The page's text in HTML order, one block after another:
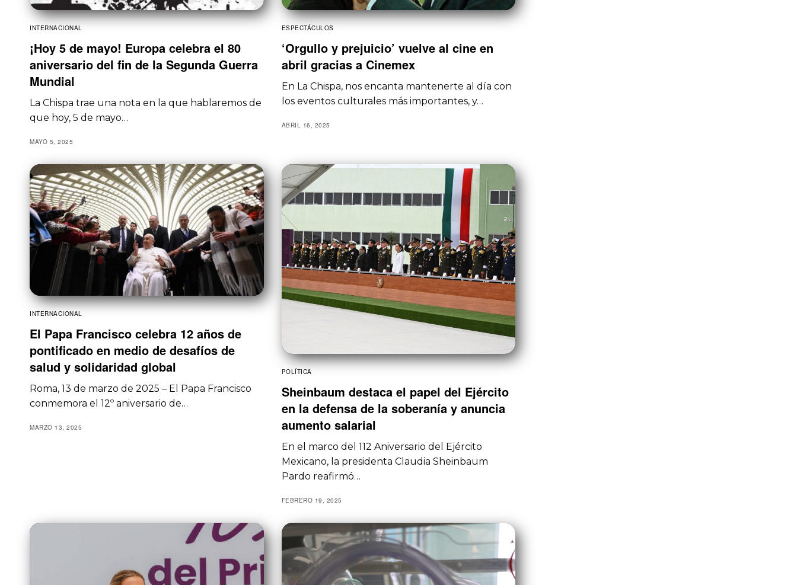
INTERNACIONAL
¡Hoy 5 de mayo! Europa celebra el 80
aniversario del fin de la Segunda Guerra
Mundial
La Chispa trae una nota en la que hablaremos de
que hoy, 5 de mayo…
MAYO 5, 2025
ESPECTÁCULOS
‘Orgullo y prejuicio’ vuelve al cine en
abril gracias a Cinemex
En La Chispa, nos encanta mantenerte al día con
los eventos culturales más importantes, y…
ABRIL 16, 2025
INTERNACIONAL
El Papa Francisco celebra 12 años de
pontificado en medio de desafíos de
salud y solidaridad global
Roma, 13 de marzo de 2025 – El Papa Francisco
conmemora el 12º aniversario de…
MARZO 13, 2025
POLÍTICA
Sheinbaum destaca el papel del Ejército
en la defensa de la soberanía y anuncia
aumento salarial
En el marco del 112 Aniversario del Ejército
Mexicano, la presidenta Claudia Sheinbaum
Pardo reafirmó…
FEBRERO 19, 2025